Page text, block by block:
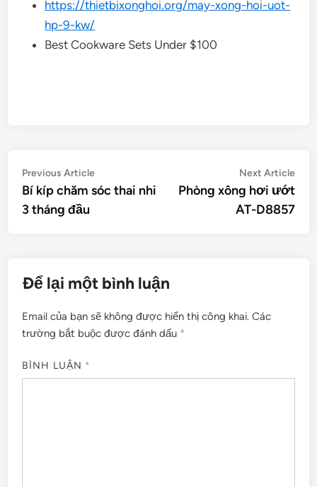
https://thietbixonghoi.org/may-xong-hoi-uot-
hp-9-kw/
Best Cookware Sets Under $100
Điều
hướng
bài
Previous ArticlePrevious
article:
Bí kíp chăm sóc thai nhi
3 tháng đầu
Next Article
Phòng xông hơi ướt
AT-D8857
Để lại một bình luận
Email của bạn sẽ không được hiển thị công khai. Các
trường bắt buộc được đánh dấu *
BÌNH LUẬN *